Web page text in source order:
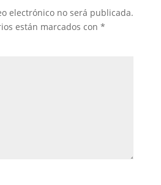
electrónico no será publicada.
están marcados con *